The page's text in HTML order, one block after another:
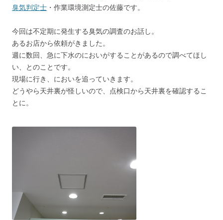
k
臭気判定士 ・作業環境測定士の佐藤です。
今回は不定期に発生する臭気の調査のお話し。
あるお店から依頼がきました。
週に数回、急に下水のにおいがすることがあるので調べてほし
い、とのことです。
現場に行き、においを追っていきます。
どうやら天井裏が怪しいので、点検口から天井裏を確認するこ
とに。